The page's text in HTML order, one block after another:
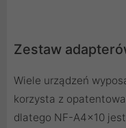
Zestaw
Wiele urządzeń
korzysta z
dlatego NF-A4x10